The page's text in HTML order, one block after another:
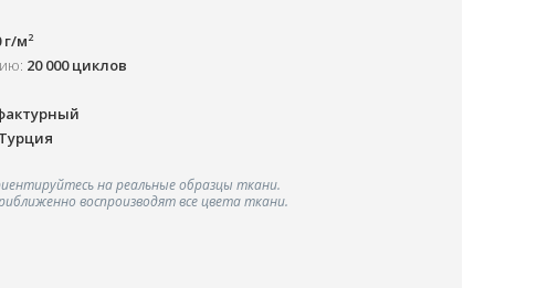
г/м2
20 000 циклов
Турция
на реальные образцы ткани.
воспроизводят все цвета ткани.